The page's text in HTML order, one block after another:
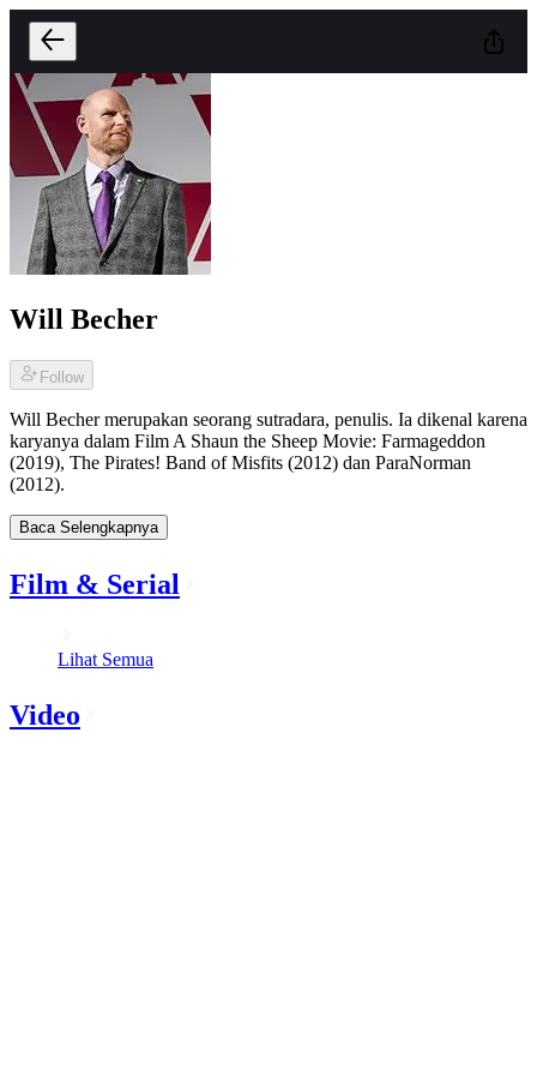
Will Becher
Follow
Will Becher merupakan seorang sutradara, penulis. Ia dikenal karena
karyanya dalam Film A Shaun the Sheep Movie: Farmageddon
(2019), The Pirates! Band of Misfits (2012) dan ParaNorman
(2012).
Baca Selengkapnya
Film & Serial
Lihat Semua
Video